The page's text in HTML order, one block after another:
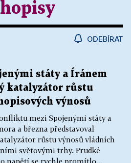
ODEBÍRAT
státy a Íránem
katalyzátor růstu
výnosů
mezi Spojenými státy a
a března představoval
růstu výnosů vládních
světovými trhy. Prudké